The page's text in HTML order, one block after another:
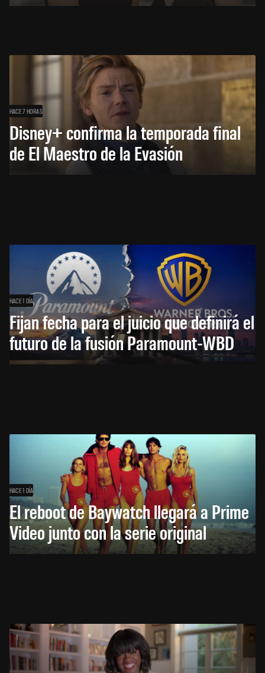
HACE 7 HORAS
Disney+ confirma la temporada final
de El Maestro de la Evasión
HACE 1 DÍA
Fijan fecha para el juicio que definirá el
futuro de la fusión Paramount-WBD
HACE 1 DÍA
El reboot de Baywatch llegará a Prime
Video junto con la serie original